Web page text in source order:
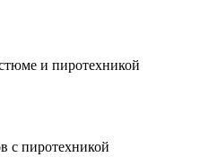
и пиротехникой
с пиротехникой